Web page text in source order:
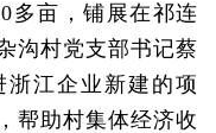
亩，铺展在祁连
沟村党支部书记蔡
江企业新建的项
帮助村集体经济收